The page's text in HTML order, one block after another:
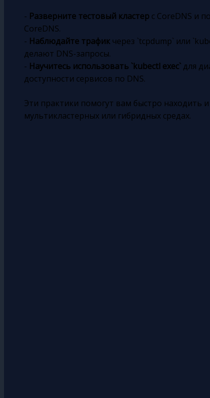
- Разверните тестовый кластер с CoreDNS и
CoreDNS.
- Наблюдайте трафик через `tcpdump` или
делают DNS-запросы.
- Научитесь использовать `kubectl exec` для
доступности сервисов по DNS.
Эти практики помогут вам быстро находить
мультикластерных или гибридных средах.